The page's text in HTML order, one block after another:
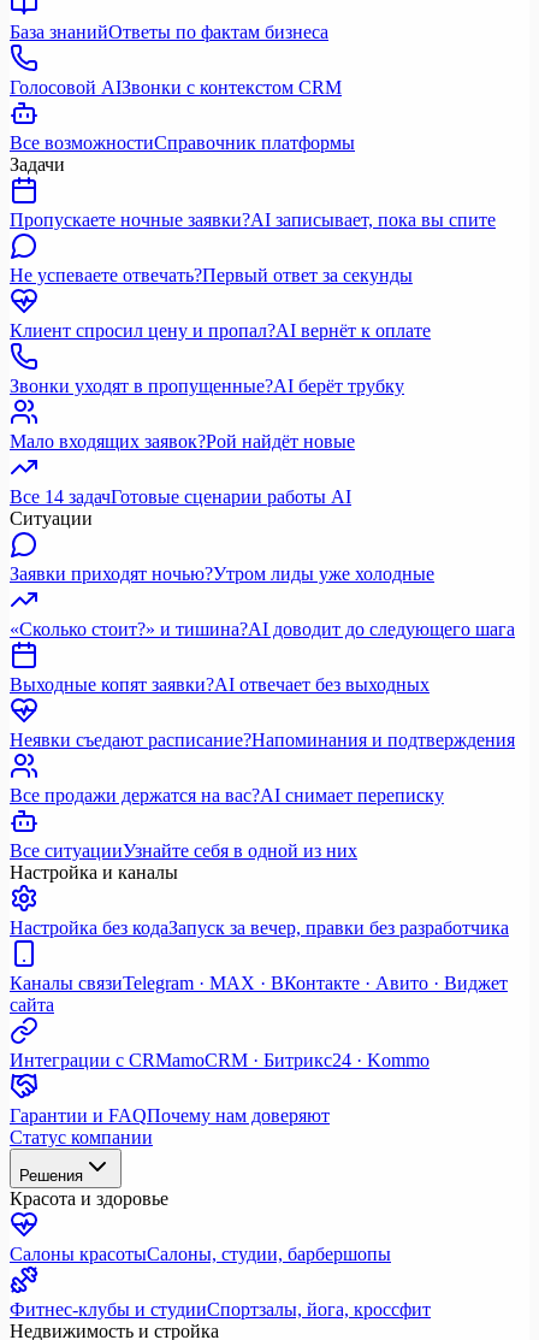
База знанийОтветы по фактам бизнеса
Голосовой AIЗвонки с контекстом CRM
Все возможностиСправочник платформы
Задачи
Пропускаете ночные заявки?AI записывает, пока вы спите
Не успеваете отвечать?Первый ответ за секунды
Клиент спросил цену и пропал?AI вернёт к оплате
Звонки уходят в пропущенные?AI берёт трубку
Мало входящих заявок?Рой найдёт новые
Все 14 задачГотовые сценарии работы AI
Ситуации
Заявки приходят ночью?Утром лиды уже холодные
«Сколько стоит?» и тишина?AI доводит до следующего шага
Выходные копят заявки?AI отвечает без выходных
Неявки съедают расписание?Напоминания и подтверждения
Все продажи держатся на вас?AI снимает переписку
Все ситуацииУзнайте себя в одной из них
Настройка и каналы
Настройка без кодаЗапуск за вечер, правки без разработчика
Каналы связиTelegram · MAX · ВКонтакте · Авито · Виджет
сайта
Интеграции с CRMamoCRM · Битрикс24 · Kommo
Гарантии и FAQПочему нам доверяют
Статус компании
Решения
Красота и здоровье
Салоны красотыСалоны, студии, барбершопы
Фитнес-клубы и студииСпортзалы, йога, кроссфит
Недвижимость и стройка